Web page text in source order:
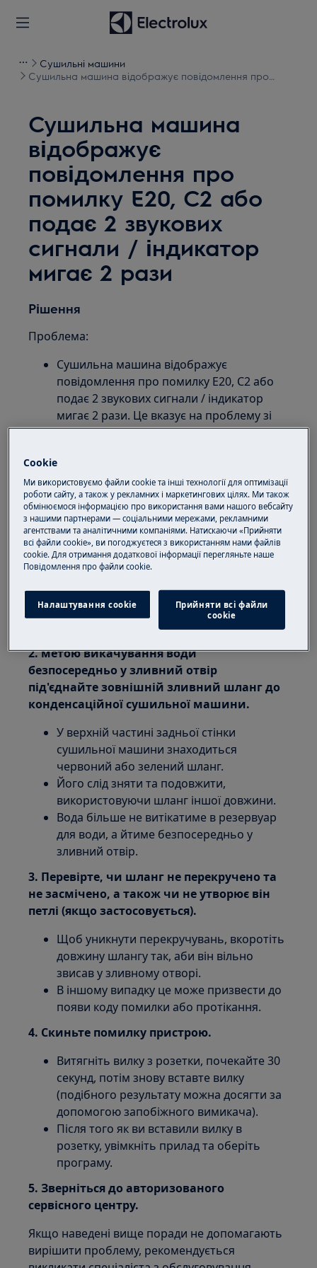
Сушильні машини
Сушильна машина відображує повідомлення про
Сушильна машина
відображує
повідомлення про
помилку E20, C2 або
подає 2 звукових
сигнали / індикатор
мигає 2 рази
Рішення
Проблема:
Сушильна машина відображує
повідомлення про помилку E20, C2 або
подає 2 звукових сигнали / індикатор
мигає 2 рази. Це вказує на проблему зі
зливом, насосом або програмним
Застосовується для:
Сушильної машини з вентилятором
Конденсаційної сушильної машини
Сушильної машини з тепловим насосом
Рішення:
1. Перевірте, чи зовнішній зливний шланг
правильно під'єднано до зливного отвору
(якщо застосовується).
2. метою викачування води
безпосередньо у зливний отвір
під'єднайте зовнішній зливний шланг до
конденсаційної сушильної машини.
У верхній частині задньої стінки
сушильної машини знаходиться
червоний або зелений шланг.
Його слід зняти та подовжити,
використовуючи шланг іншої довжини.
Вода більше не витікатиме в резервуар
для води, а йтиме безпосередньо у
зливний отвір.
3. Перевірте, чи шланг не перекручено та
не засмічено, а також чи не утворює він
петлі (якщо застосовується).
Щоб уникнути перекручувань, вкоротіть
довжину шлангу так, аби він вільно
звисав у зливному отворі.
В іншому випадку це може призвести до
появи коду помилки або протікання.
4. Скиньте помилку пристрою.
Витягніть вилку з розетки, почекайте 30
секунд, потім знову вставте вилку
(подібного результату можна досягти за
допомогою запобіжного вимикача).
Після того як ви вставили вилку в
розетку, увімкніть прилад та оберіть
програму.
5. Зверніться до авторизованого
сервісного центру.
Якщо наведені вище поради не допомагають
вирішити проблему, рекомендується
Cookie
Ми використовуємо файли cookie та інші технології для оптимізації
роботи сайту, а також у рекламних і маркетингових цілях. Ми також
обмінюємося інформацією про використання вами нашого вебсайту
з нашими партнерами — соціальними мережами, рекламними
агентствами та аналітичними компаніями. Натискаючи «Прийняти
всі файли cookie», ви погоджуєтеся з використанням нами файлів
cookie. Для отримання додаткової інформації перегляньте наше
Пoвідомлення прo файли cookie.
Налаштування cookie
Прийняти всі файли
сookie